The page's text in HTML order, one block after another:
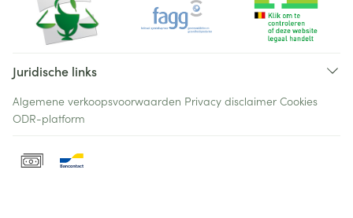
Juridische links
Algemene verkoopsvoorwaarden Privacy disclaimer Cookies
ODR-platform